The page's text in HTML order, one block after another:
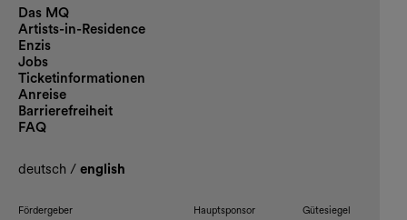
Das MQ
Artists-in-Residence
Enzis
Jobs
Ticketinformationen
Anreise
Barrierefreiheit
FAQ
deutsch / english
Fördergeber Hauptsponsor Gütesiegel